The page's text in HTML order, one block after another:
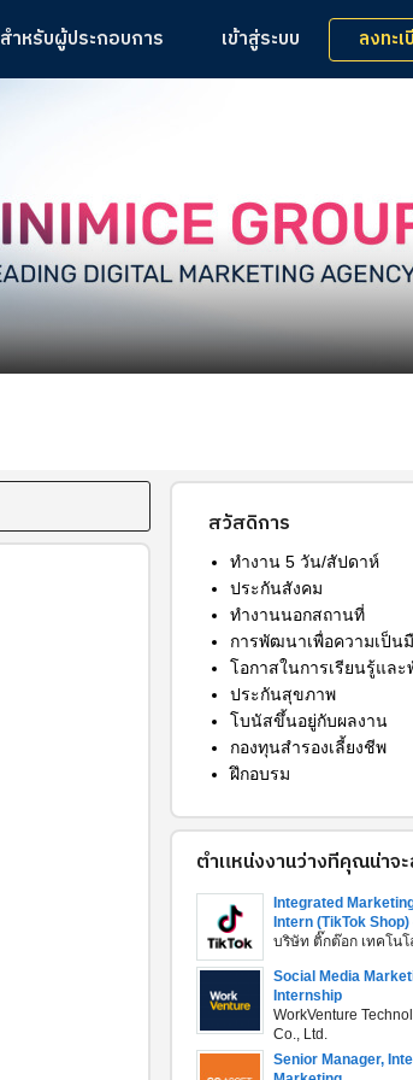
สำหรับผู้ประกอบการ เข้าสู่ระบบ ลงทะ
สวัสดิการ
ทำงาน 5 วัน/สัปดาห์
ประกันสังคม
ทำงานนอกสถานที่
การพัฒนาเพื่อความเป็น
โอกาสในการเรียนรู้แล
ประกันสุขภาพ
โบนัสขึ้นอยู่กับผลงาน
กองทุนสำรองเลี้ยงชีพ
ฝึกอบรม
ตำแหน่งงานว่างที่คุณน่าจะ
Integrated
Intern (TikTok Shop)
บริษัท ติ๊กต๊อก เทคโนโ
Social Media
Internship
WorkVenture
Co., Ltd.
Senior Manager,